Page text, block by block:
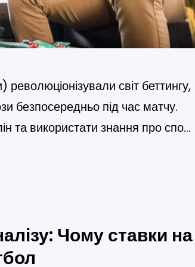
світ беттингу,
безпосередньо під час матчу.
та використати знання про спорт
ставки залишаються
Чому ставки на